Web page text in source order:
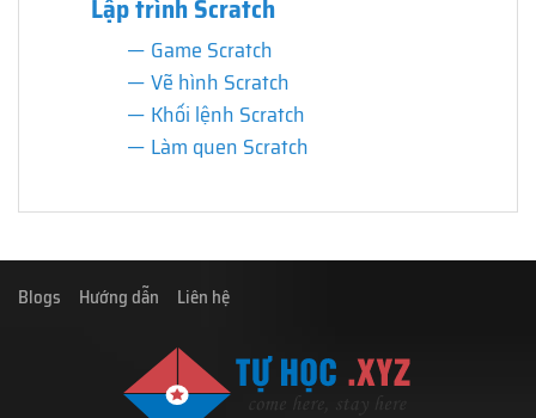
Lập trình Scratch
Game Scratch
Vẽ hình Scratch
Khối lệnh Scratch
Làm quen Scratch
Blogs Hướng dẫn Liên hệ